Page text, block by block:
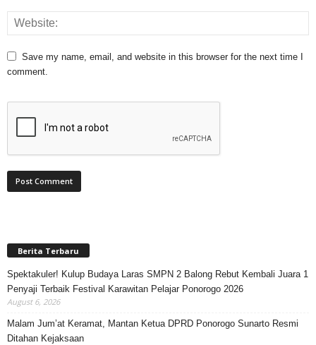
Save my name, email, and website in this browser for the next time I
comment.
Berita Terbaru
Spektakuler! Kulup Budaya Laras SMPN 2 Balong Rebut Kembali Juara 1
Penyaji Terbaik Festival Karawitan Pelajar Ponorogo 2026
August 6, 2026
Malam Jum’at Keramat, Mantan Ketua DPRD Ponorogo Sunarto Resmi
Ditahan Kejaksaan